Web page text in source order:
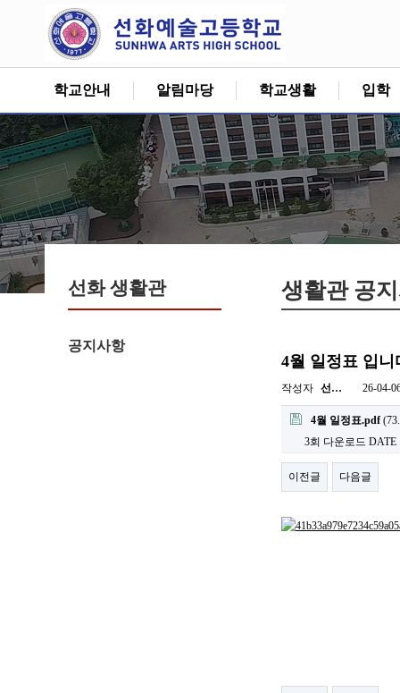
학교안내 알림마당 학교생활 입학
선화 생활관
공지사항
생활관 공
4월 일정표 입니
작성자 선… 26-04-
4월 일정표.pdf
3회 다운로드 DATE
이전글 다음글